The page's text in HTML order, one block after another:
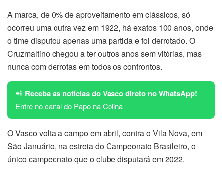
A marca, de 0% de aproveitamento em clássicos, só
ocorreu uma outra vez em 1922, há exatos 100 anos, onde
o time disputou apenas uma partida e foi derrotado. O
Cruzmaltino chegou a ter outros anos sem vitórias, mas
nunca com derrotas em todos os confrontos.
📲 Receba as notícias do Vasco direto no WhatsApp!
Entre no canal do Papo na Colina
O Vasco volta a campo em abril, contra o Vila Nova, em
São Januário, na estreia do Campeonato Brasileiro, o
único campeonato que o clube disputará em 2022.